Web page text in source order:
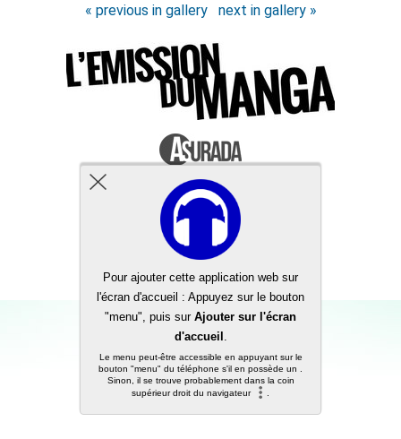
« previous in gallery next in gallery »
Back to top